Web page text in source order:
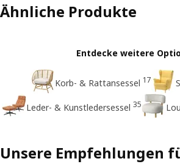
Ähnliche Produkte
Entdecke weitere
Korb- & Rattansessel 17
Leder- & Kunstledersessel 35
Unsere Empfehlungen